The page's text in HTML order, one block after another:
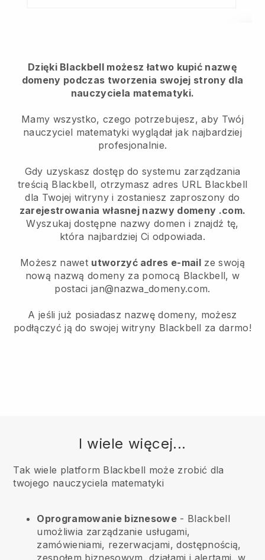
Dzięki Blackbell możesz łatwo kupić nazwę
domeny podczas tworzenia swojej strony dla
nauczyciela matematyki.
Mamy wszystko, czego potrzebujesz, aby Twój
nauczyciel matematyki wyglądał jak najbardziej
profesjonalnie.
Gdy uzyskasz dostęp do systemu zarządzania
treścią Blackbell, otrzymasz adres URL Blackbell
dla Twojej witryny i zostaniesz zaproszony do
zarejestrowania własnej nazwy domeny .com.
Wyszukaj dostępne nazwy domen i znajdź tę,
która najbardziej Ci odpowiada.
Możesz nawet utworzyć adres e-mail ze swoją
nową nazwą domeny za pomocą Blackbell, w
postaci jan@nazwa_domeny.com.
A jeśli już posiadasz nazwę domeny, możesz
podłączyć ją do swojej witryny Blackbell za darmo!
I wiele więcej...
Tak wiele platform Blackbell może zrobić dla
twojego nauczyciela matematyki
Oprogramowanie biznesowe - Blackbell
umożliwia zarządzanie usługami,
zamówieniami, rezerwacjami, dostępnością,